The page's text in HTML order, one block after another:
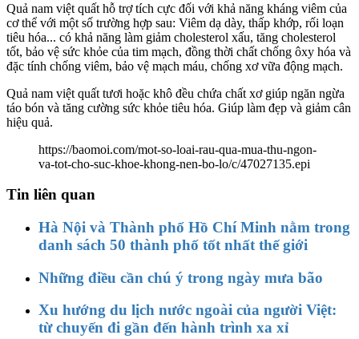
Quả nam việt quất hỗ trợ tích cực đối với khả năng kháng viêm của
cơ thể với một số trường hợp sau: Viêm dạ dày, thấp khớp, rối loạn
tiêu hóa... có khả năng làm giảm cholesterol xấu, tăng cholesterol
tốt, bảo vệ sức khỏe của tim mạch, đồng thời chất chống ôxy hóa và
đặc tính chống viêm, bảo vệ mạch máu, chống xơ vữa động mạch.
Quả nam việt quất tươi hoặc khô đều chứa chất xơ giúp ngăn ngừa
táo bón và tăng cường sức khỏe tiêu hóa. Giúp làm đẹp và giảm cân
hiệu quả.
https://baomoi.com/mot-so-loai-rau-qua-mua-thu-ngon-
va-tot-cho-suc-khoe-khong-nen-bo-lo/c/47027135.epi
Tin liên quan
Hà Nội và Thành phố Hồ Chí Minh nằm trong
danh sách 50 thành phố tốt nhất thế giới
Những điều cần chú ý trong ngày mưa bão
Xu hướng du lịch nước ngoài của người Việt:
từ chuyến đi gần đến hành trình xa xỉ